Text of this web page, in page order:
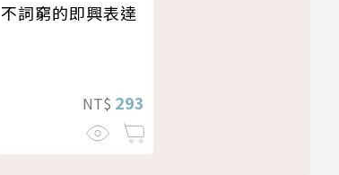
不詞窮的即興表達
NT$ 293